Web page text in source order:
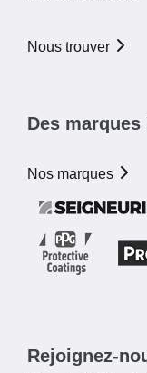
Nous trouver
Des marques
Nos marques
Rejoignez-